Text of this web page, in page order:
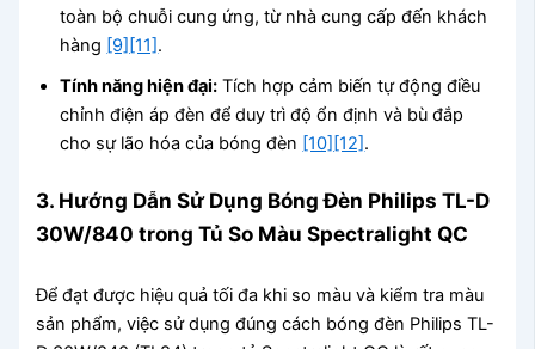
toàn bộ chuỗi cung ứng, từ nhà cung cấp đến khách
hàng [9] [11].
Tính năng hiện đại: Tích hợp cảm biến tự động điều
chỉnh điện áp đèn để duy trì độ ổn định và bù đắp
cho sự lão hóa của bóng đèn [10] [12].
3. Hướng Dẫn Sử Dụng Bóng Đèn Philips TL-D
30W/840 trong Tủ So Màu Spectralight QC
Để đạt được hiệu quả tối đa khi so màu và kiểm tra màu
sản phẩm, việc sử dụng đúng cách bóng đèn Philips TL-